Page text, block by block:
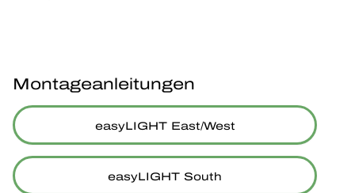
Montageanleitungen
easyLIGHT East/West
easyLIGHT South